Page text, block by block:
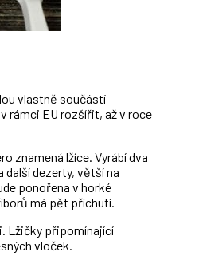
vlastně součástí
rámci EU rozšířit, až v roce
znamená lžíce. Vyrábí dva
další dezerty, větší na
ponořena v horké
má pět příchutí.
Lžičky připomínající
vloček.